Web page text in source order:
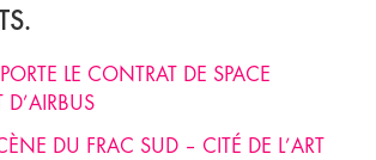
LE CONTRAT DE SPACE
DU FRAC SUD – CITÉ DE L’ART